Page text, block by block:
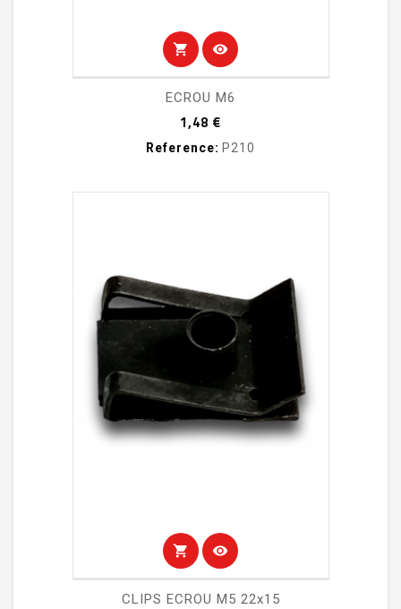
shopping_cart visibility
ECROU M6
1,48 €
Reference: P210
shopping_cart visibility
CLIPS ECROU M5 22x15